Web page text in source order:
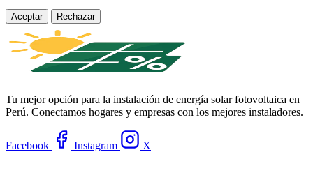
Aceptar Rechazar
Tu mejor opción para la instalación de energía solar fotovoltaica en
Perú. Conectamos hogares y empresas con los mejores instaladores.
Facebook Instagram X